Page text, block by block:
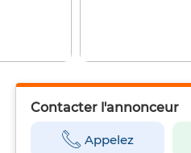
Contacter l'annonceur
Appelez